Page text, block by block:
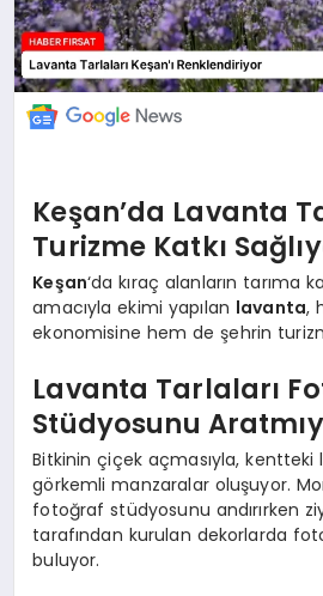
Keşan’da Lavanta
Turizme Katkı
Keşan‘da kıraç alanların tarıma
amacıyla ekimi yapılan lavanta,
ekonomisine hem de şehrin
Lavanta Tarlaları
Stüdyosunu
Bitkinin çiçek açmasıyla, kentteki
görkemli manzaralar oluşuyor.
fotoğraf stüdyosunu andırırken
tarafından kurulan dekorlarda
buluyor.